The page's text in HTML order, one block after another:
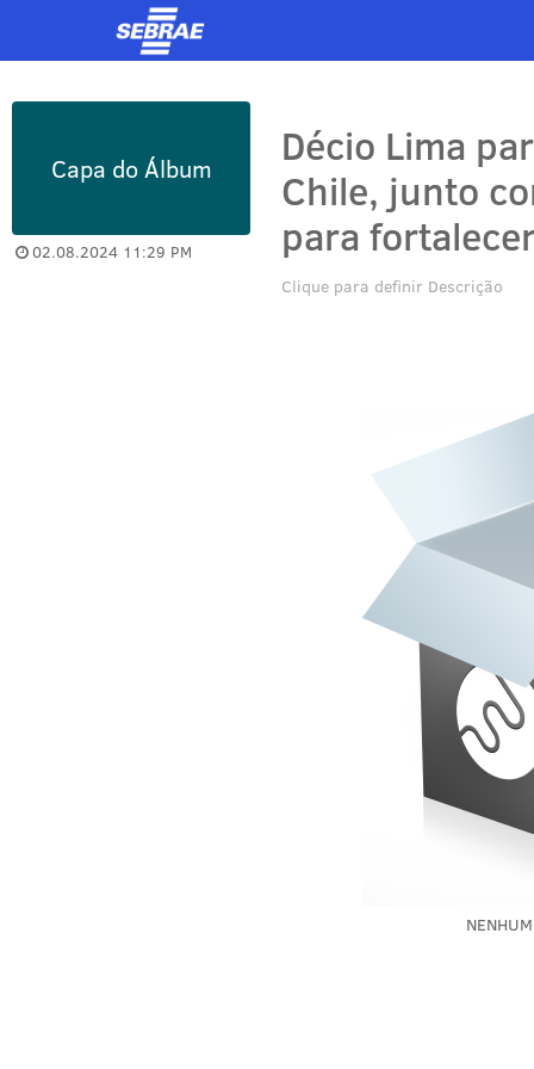
Capa do Álbum
02.08.2024 11:29 PM
Décio Lima
Chile, junto
para
Clique para definir Descrição